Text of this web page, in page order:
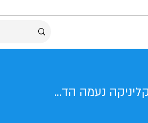
פרופ' אלון קלמנט וחברת הקליניקה נעמה הדסי - הפקולטה למשפטים אוניברסיטת תל-אביב